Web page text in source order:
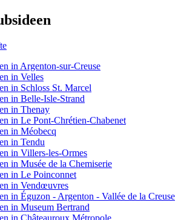
in Argenton-sur-Creuse
in Velles
in Schloss St. Marcel
in Belle-Isle-Strand
in Thenay
in Le Pont-Chrétien-Chabenet
in Méobecq
in Tendu
in Villers-les-Ormes
in Musée de la Chemiserie
in Le Poinconnet
in Vendœuvres
in Éguzon - Argenton - Vallée de la Creuse
in Museum Bertrand
in Châteauroux Métropole